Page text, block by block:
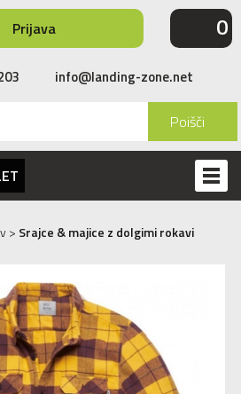
info@landing-zone.net
Prijava
Poišči
0
> Srajce & majice z dolgimi rokavi